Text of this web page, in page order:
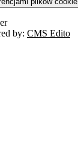
by: CMS Edito